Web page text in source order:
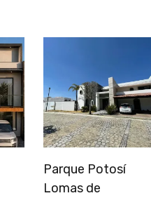
Parque Potosí
Lomas de